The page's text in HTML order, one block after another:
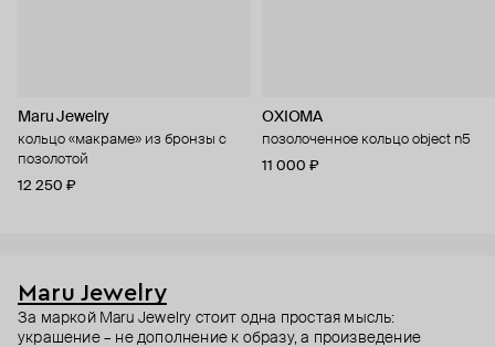
Maru Jewelry
кольцо «макраме» из бронзы с
позолотой
12 250 ₽
OXIOMA
позолоченное кольцо object n5
11 000 ₽
Maru Jewelry
За маркой Maru Jewelry стоит одна простая мысль:
украшение – не дополнение к образу, а произведение